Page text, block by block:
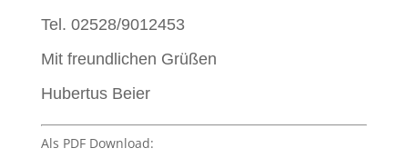
Tel. 02528/9012453
Mit freundlichen Grüßen
Hubertus Beier
Als PDF Download: